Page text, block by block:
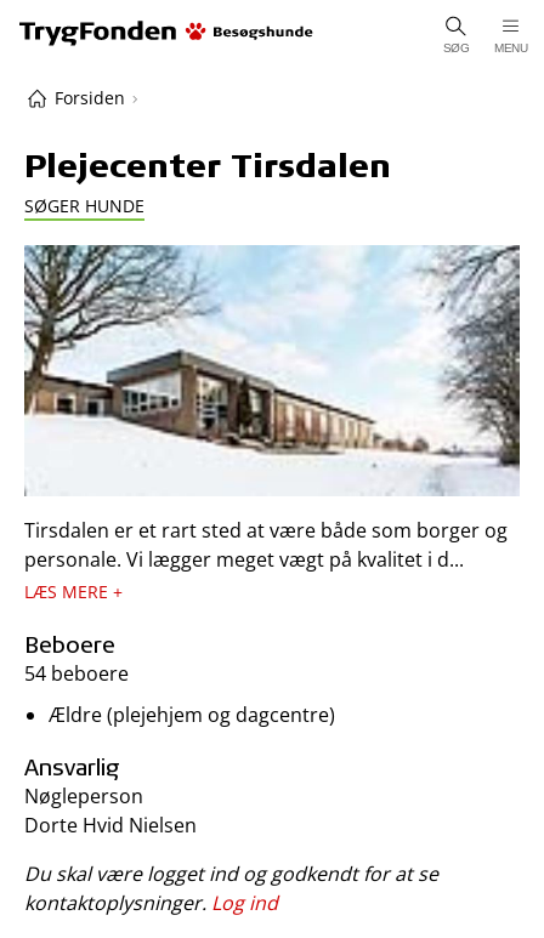
MENU
SØG
Forsiden
Plejecenter Tirsdalen
SØGER HUNDE
Tirsdalen er et rart sted at være både som borger og
personale. Vi lægger meget vægt på kvalitet i d...
LÆS MERE +
Beboere
54 beboere
Ældre (plejehjem og dagcentre)
Ansvarlig
Nøgleperson
Dorte Hvid Nielsen
Du skal være logget ind og godkendt for at se
kontaktoplysninger. Log ind